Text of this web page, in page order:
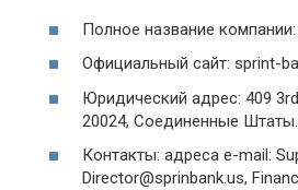
Полное название компании:
Официальный сайт: sprint-
Юридический адрес: 409
20024, Соединенные Штаты.
Контакты: адреса e-mail:
Director@sprinbank.us,